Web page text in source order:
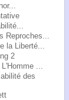
Reproches...
la Liberté...
2
...
des